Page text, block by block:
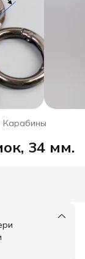
Карабины
34 мм.